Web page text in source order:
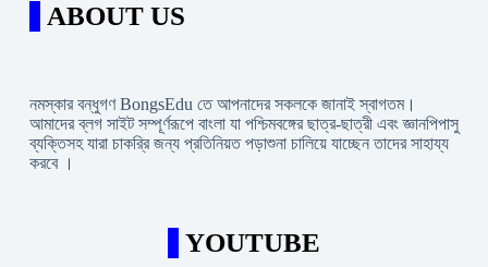
ABOUT US
নমস্কার বন্ধুগণ BongsEdu তে আপনাদের সকলকে জানাই স্বাগতম।
আমাদের ব্লগ সাইট সম্পূর্ণরূপে বাংলা যা পশ্চিমবঙ্গের ছাত্র-ছাত্রী এবং জ্ঞানপিপাসু
ব্যক্তিসহ যারা চাকরি্র জন্য প্রতিনিয়ত পড়াশুনা চালিয়ে যাচ্ছেন তাদের সাহায্য
করবে ।
YOUTUBE